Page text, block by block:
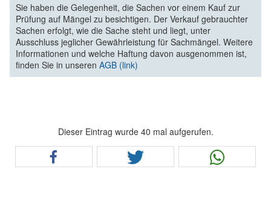
Sie haben die Gelegenheit, die Sachen vor einem Kauf zur
Prüfung auf Mängel zu besichtigen. Der Verkauf gebrauchter
Sachen erfolgt, wie die Sache steht und liegt, unter
Ausschluss jeglicher Gewährleistung für Sachmängel. Weitere
Informationen und welche Haftung davon ausgenommen ist,
finden Sie in unseren AGB (link)
Dieser Eintrag wurde 40 mal aufgerufen.